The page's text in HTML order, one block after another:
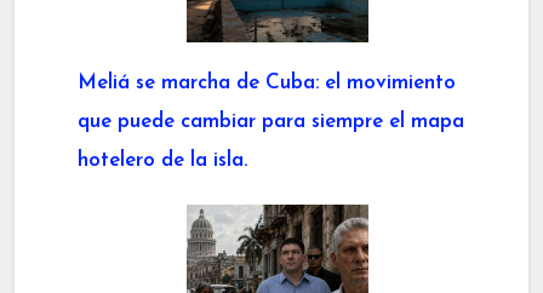
Meliá se marcha de Cuba: el movimiento
que puede cambiar para siempre el mapa
hotelero de la isla.